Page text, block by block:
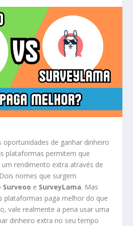
de ganhar dinheiro
plataformas permitem que
rendimento extra através de
nomes que surgem
Surveoo e SurveyLama. Mas
plataformas paga melhor do que
vale realmente a pena usar uma
dinheiro extra no seu tempo